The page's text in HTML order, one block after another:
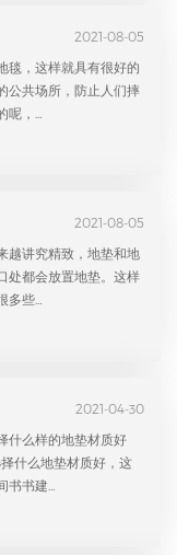
2021-08-05
，这样就具有很好的
公共场所，防止人们摔
，…
2021-08-05
讲究精致，地垫和地
处都会放置地垫。这样
些…
2021-04-30
么样的地垫材质好
什么地垫材质好，这
书建…